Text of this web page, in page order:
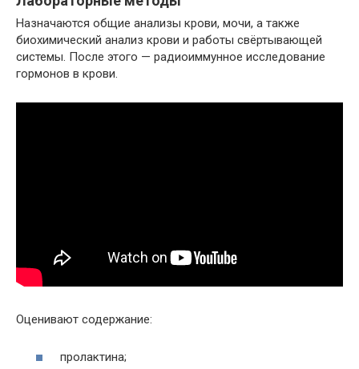
Назначаются общие анализы крови, мочи, а также
биохимический анализ крови и работы свёртывающей
системы. После этого — радиоиммунное исследование
гормонов в крови.
Оценивают содержание:
пролактина;